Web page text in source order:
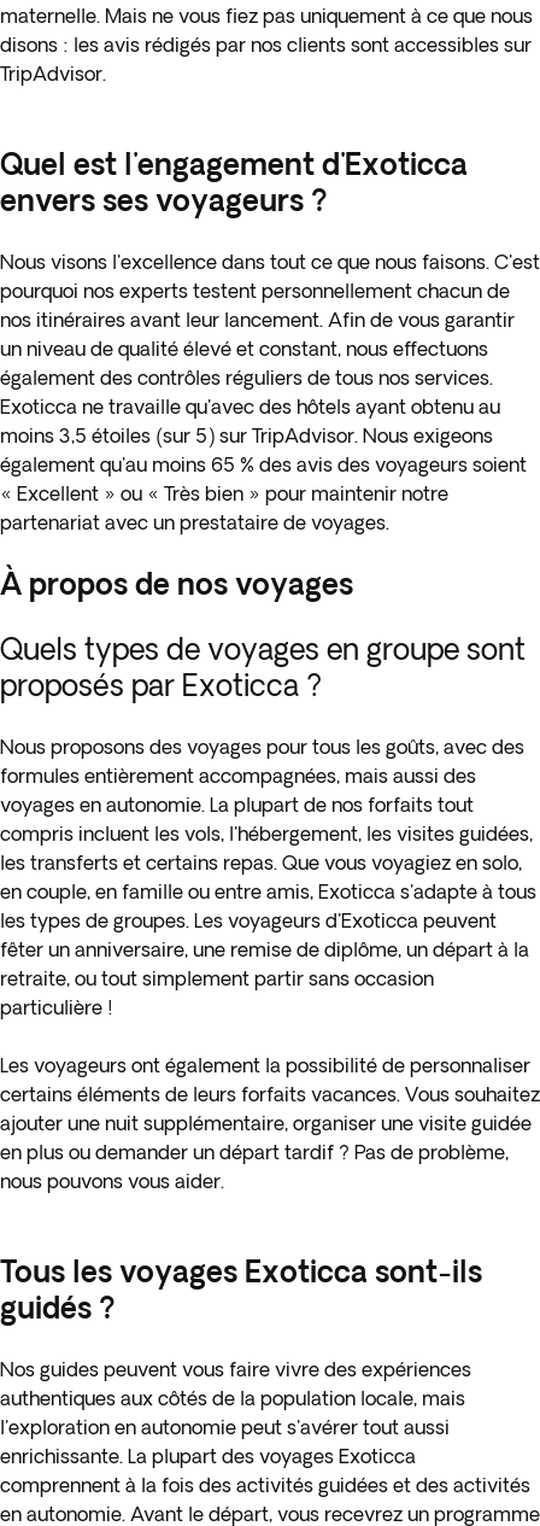
maternelle. Mais ne vous fiez pas uniquement à ce que nous
disons : les avis rédigés par nos clients sont accessibles sur
TripAdvisor.
Quel est l'engagement d'Exoticca
envers ses voyageurs ?
Nous visons l'excellence dans tout ce que nous faisons. C'est
pourquoi nos experts testent personnellement chacun de
nos itinéraires avant leur lancement. Afin de vous garantir
un niveau de qualité élevé et constant, nous effectuons
également des contrôles réguliers de tous nos services.
Exoticca ne travaille qu'avec des hôtels ayant obtenu au
moins 3,5 étoiles (sur 5) sur TripAdvisor. Nous exigeons
également qu'au moins 65 % des avis des voyageurs soient
« Excellent » ou « Très bien » pour maintenir notre
partenariat avec un prestataire de voyages.
À propos de nos voyages
Quels types de voyages en groupe sont
proposés par Exoticca ?
Nous proposons des voyages pour tous les goûts, avec des
formules entièrement accompagnées, mais aussi des
voyages en autonomie. La plupart de nos forfaits tout
compris incluent les vols, l'hébergement, les visites guidées,
les transferts et certains repas. Que vous voyagiez en solo,
en couple, en famille ou entre amis, Exoticca s'adapte à tous
les types de groupes. Les voyageurs d'Exoticca peuvent
fêter un anniversaire, une remise de diplôme, un départ à la
retraite, ou tout simplement partir sans occasion
particulière !
Les voyageurs ont également la possibilité de personnaliser
certains éléments de leurs forfaits vacances. Vous souhaitez
ajouter une nuit supplémentaire, organiser une visite guidée
en plus ou demander un départ tardif ? Pas de problème,
nous pouvons vous aider.
Tous les voyages Exoticca sont-ils
guidés ?
Nos guides peuvent vous faire vivre des expériences
authentiques aux côtés de la population locale, mais
l'exploration en autonomie peut s'avérer tout aussi
enrichissante. La plupart des voyages Exoticca
comprennent à la fois des activités guidées et des activités
en autonomie. Avant le départ, vous recevrez un programme